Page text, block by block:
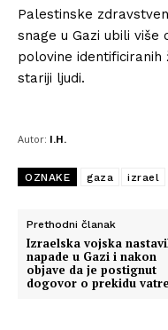
Palestinske
snage u Gazi ubili više
polovine
stariji ljudi.
Autor: I.H.
OZNAKE gaza izrael
Prethodni članak
Izraelska vojska
napade u Gazi i nakon
objave da je postignut
dogovor o prekidu vatre